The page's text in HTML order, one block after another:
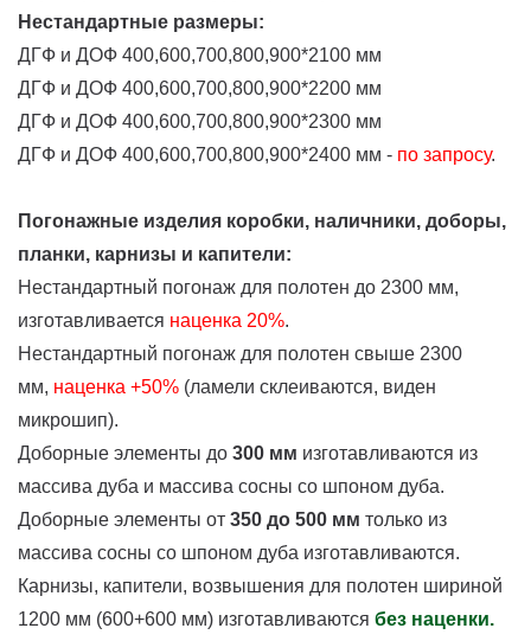
Нестандартные размеры:
ДГФ и ДОФ 400,600,700,800,900*2100 мм
ДГФ и ДОФ 400,600,700,800,900*2200 мм
ДГФ и ДОФ 400,600,700,800,900*2300 мм
ДГФ и ДОФ 400,600,700,800,900*2400 мм - по запросу.
Погонажные изделия коробки, наличники, доборы,
планки, карнизы и капители:
Нестандартный погонаж для полотен до 2300 мм,
изготавливается наценка 20%.
Нестандартный погонаж для полотен свыше 2300
мм, наценка +50% (ламели склеиваются, виден
микрошип).
Доборные элементы до 300 мм изготавливаются из
массива дуба и массива сосны со шпоном дуба.
Доборные элементы от 350 до 500 мм только из
массива сосны со шпоном дуба изготавливаются.
Карнизы, капители, возвышения для полотен шириной
1200 мм (600+600 мм) изготавливаются без наценки.